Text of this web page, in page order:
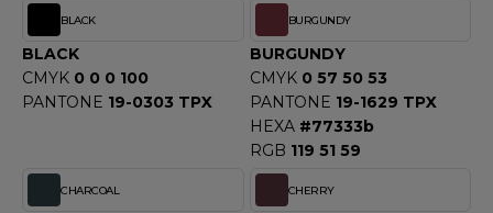
VETEMENTS
SHIRT
SHIRT
- BLANKS
COOL
T'S
BLACK
BLACK
CMYK 0 0 0 100
PANTONE 19-0303 TPX
BURGUNDY
BURGUNDY
CMYK 0 57 50 53
PANTONE 19-1629 TPX
HEXA #77333b
RGB 119 51 59
CHARCOAL CHERRY